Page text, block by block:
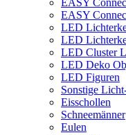
EASY
LED
LED
LED Cluster
LED Deko
LED Figuren
Sonstige
Eisschollen
Schneemänner
Eulen